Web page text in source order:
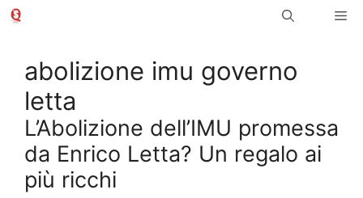
Vai
abolizione imu governo
letta
L’Abolizione dell’IMU promessa
da Enrico Letta? Un regalo ai
più ricchi